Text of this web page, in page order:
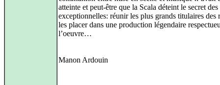
atteinte et peut-être que la Scala déteint le secret des
exceptionnelles: réunir les plus grands titulaires des
les placer dans une production légendaire
l’oeuvre…
Manon Ardouin